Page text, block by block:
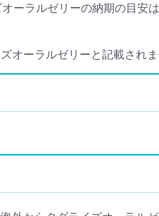
ーラルゼリーの納期の目安
オーラルゼリーと記載されま